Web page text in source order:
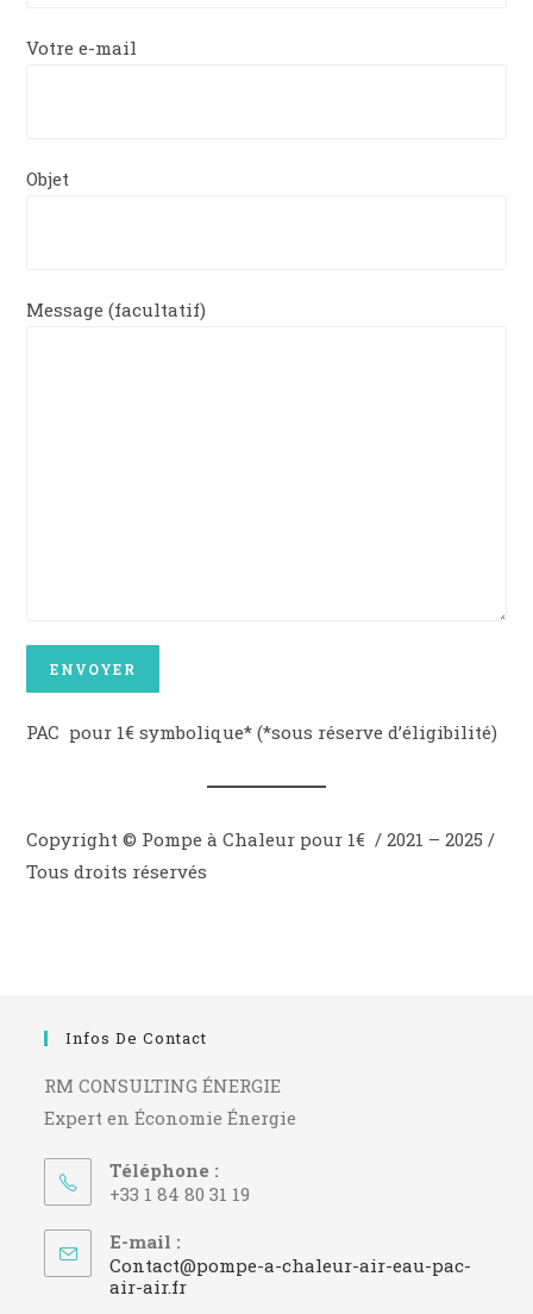
Votre e-mail
Objet
Message (facultatif)
PAC pour 1€ symbolique* (*sous réserve d’éligibilité)
Copyright © Pompe à Chaleur pour 1€ / 2021 – 2025 /
Tous droits réservés
Infos De Contact
RM CONSULTING ÉNERGIE
Expert en Économie Énergie
Téléphone :
+33 1 84 80 31 19
E-mail :
Contact@pompe-a-chaleur-air-eau-pac-
air-air.frS’ouvre